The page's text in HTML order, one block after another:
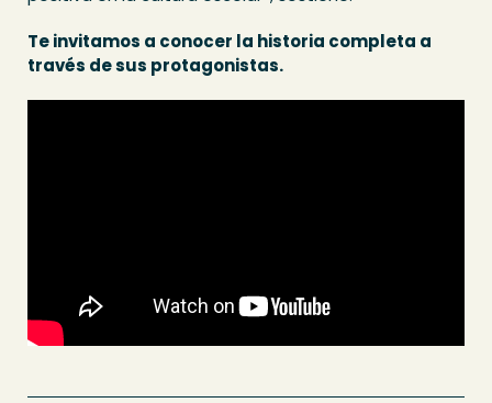
Te invitamos a conocer la historia completa a
través de sus protagonistas.